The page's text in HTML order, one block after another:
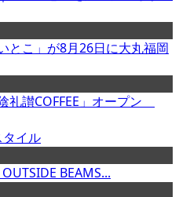
とこ」が8月26日に大丸福岡
礼讃COFFEE」オープン
イル
BEAMS...